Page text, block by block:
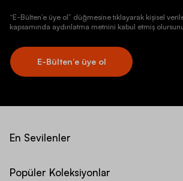
“E-Bülten’e üye ol” düğmesine tıklayarak kişisel
kapsamında aydınlatma metnini kabul etmiş
E-Bülten’e üye ol
En Sevilenler
Popüler Koleksiyonlar